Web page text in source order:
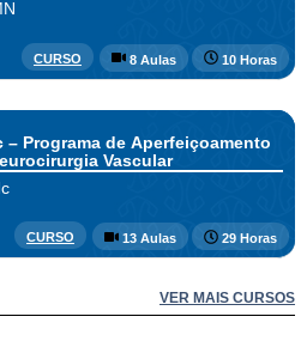
CURSO 8 Aulas 10 Horas
– Programa de Aperfeiçoamento
Vascular
CURSO 13 Aulas 29 Horas
VER MAIS CURSOS